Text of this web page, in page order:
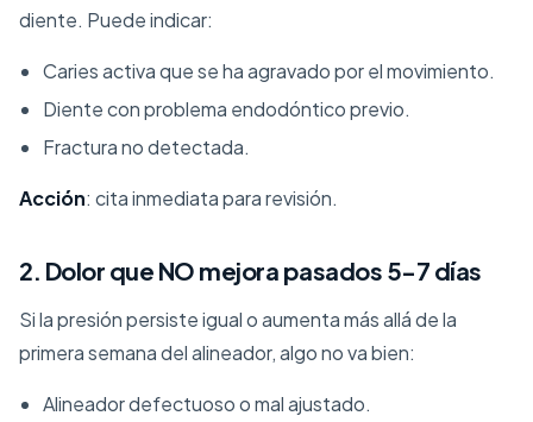
diente. Puede indicar:
Caries activa que se ha agravado por el movimiento.
Diente con problema endodóntico previo.
Fractura no detectada.
Acción: cita inmediata para revisión.
2. Dolor que NO mejora pasados 5-7 días
Si la presión persiste igual o aumenta más allá de la
primera semana del alineador, algo no va bien:
Alineador defectuoso o mal ajustado.